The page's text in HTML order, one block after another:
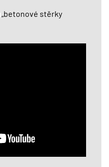
„betonové stěrky